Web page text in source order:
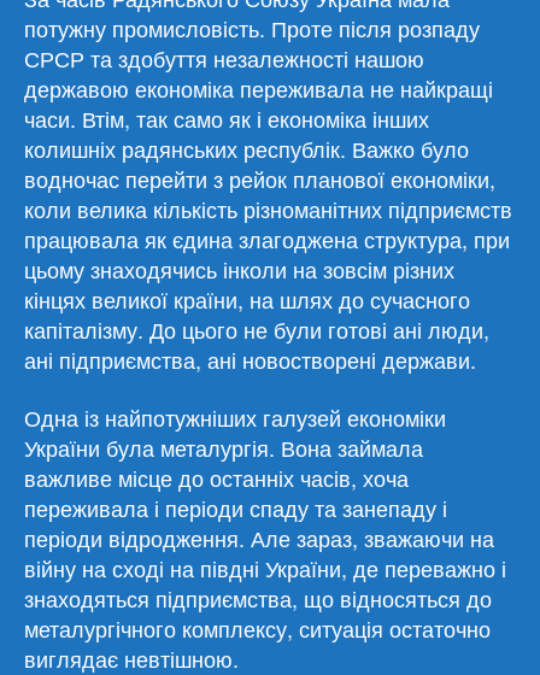
потужну промисловість. Проте після розпаду
СРСР та здобуття незалежності нашою
державою економіка переживала не найкращі
часи. Втім, так само як і економіка інших
колишніх радянських республік. Важко було
водночас перейти з рейок планової економіки,
коли велика кількість різноманітних підприємств
працювала як єдина злагоджена структура, при
цьому знаходячись інколи на зовсім різних
кінцях великої країни, на шлях до сучасного
капіталізму. До цього не були готові ані люди,
ані підприємства, ані новостворені держави.
Одна із найпотужніших галузей економіки
України була металургія. Вона займала
важливе місце до останніх часів, хоча
переживала і періоди спаду та занепаду і
періоди відродження. Але зараз, зважаючи на
війну на сході на півдні України, де переважно і
знаходяться підприємства, що відносяться до
металургічного комплексу, ситуація остаточно
виглядає невтішною.